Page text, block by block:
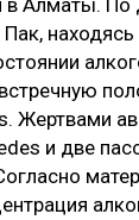
в Алматы.
Жертвами
и две